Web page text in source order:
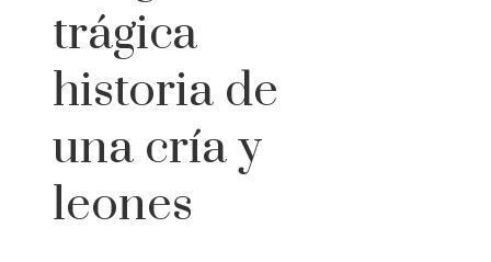
trágica
historia de
una cría y
leones